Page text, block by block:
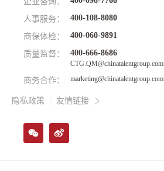
人事服务： 400-108-8080
商保体检： 400-060-9891
质量监督： 400-666-8686
CTG.QM@chinatalentgroup.com
商务合作： marketing@chinatalentgroup.com
隐私政策 友情链接